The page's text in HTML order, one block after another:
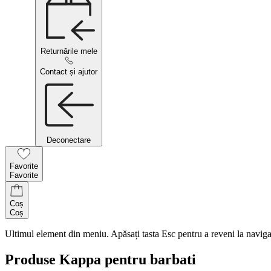
Returnările mele
Contact și ajutor
Deconectare
Favorite
Favorite
Coș
Coș
Ultimul element din meniu. Apăsați tasta Esc pentru a reveni la
Produse Kappa pentru barbati